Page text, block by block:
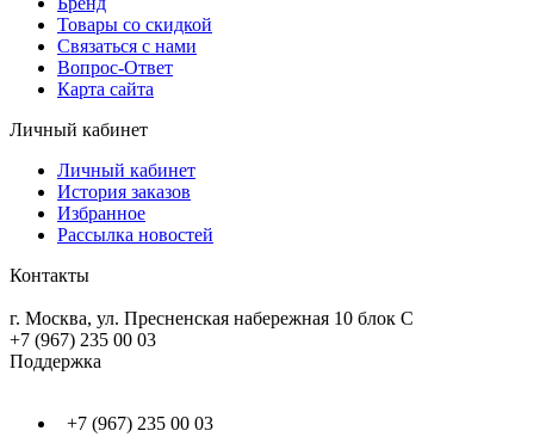
Товары со скидкой
Связаться с нами
Вопрос-Ответ
Карта сайта
Личный кабинет
Личный кабинет
История заказов
Избранное
Рассылка новостей
Контакты
г. Москва, ул. Пресненская набережная 10 блок С
+7 (967) 235 00 03
Поддержка
+7 (967) 235 00 03